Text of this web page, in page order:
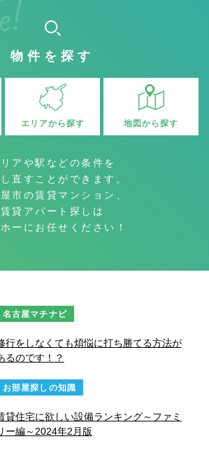
物件を探す
エリアから探す 地図から探す
アや駅などの条件を
直すことができます。
市の賃貸マンション、
賃貸アパート探しは
ーにお任せください！
名古屋マチナビ
行をしなくても煩悩に打ち勝てる方法が
るのです！？
お部屋探しの知識
貸住宅に欲しい設備ランキング～ファミ
ー編～2024年2月版